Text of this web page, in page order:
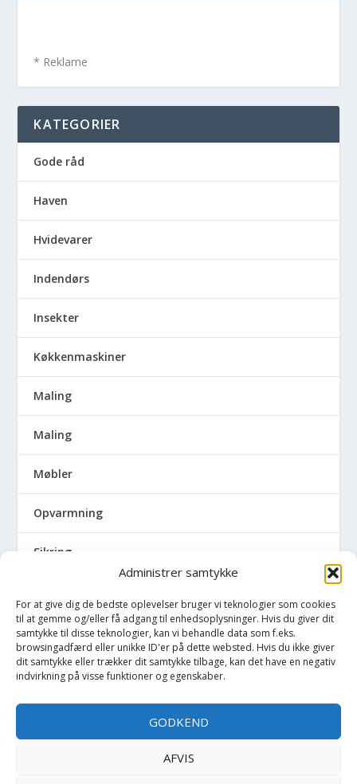
Administrer samtykke
For at give dig de bedste oplevelser bruger vi teknologier som cookies
til at gemme og/eller få adgang til enhedsoplysninger. Hvis du giver dit
samtykke til disse teknologier, kan vi behandle data som f.eks.
browsingadfærd eller unikke ID'er på dette websted. Hvis du ikke giver
dit samtykke eller trækker dit samtykke tilbage, kan det have en negativ
indvirkning på visse funktioner og egenskaber.
GODKEND
AFVIS
* Reklame
KATEGORIER
Gode råd
Haven
Hvidevarer
Indendørs
Insekter
Køkkenmaskiner
Maling
Maling
Møbler
Opvarmning
Sikring
Udendørs
Udvalgte artikler
Vedligeholdelse